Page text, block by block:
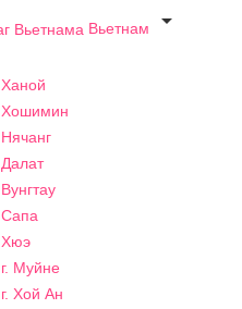
Вьетнам

Ханой
Хошимин
Нячанг
Далат
Вунгтау
Сапа
Хюэ
г. Муйне
г. Хой Ан